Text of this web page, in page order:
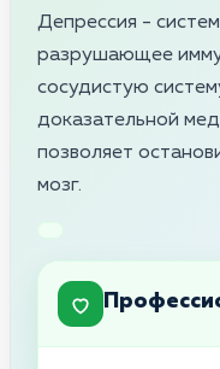
Депрессия -
разрушающее
сосудистую
доказательной
позволяет
мозг.